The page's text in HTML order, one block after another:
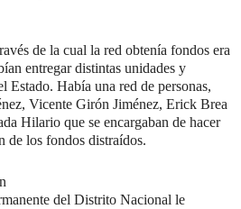
de la cual la red obtenía fondos era
entregar distintas unidades y
Estado. Había una red de personas,
Vicente Girón Jiménez, Erick Brea
Hilario que se encargaban de hacer
de los fondos distraídos.
del Distrito Nacional le